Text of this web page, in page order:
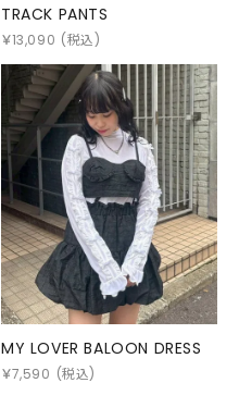
TRACK PANTS
￥13,090 (税込)
MY LOVER BALOON DRESS
￥7,590 (税込)